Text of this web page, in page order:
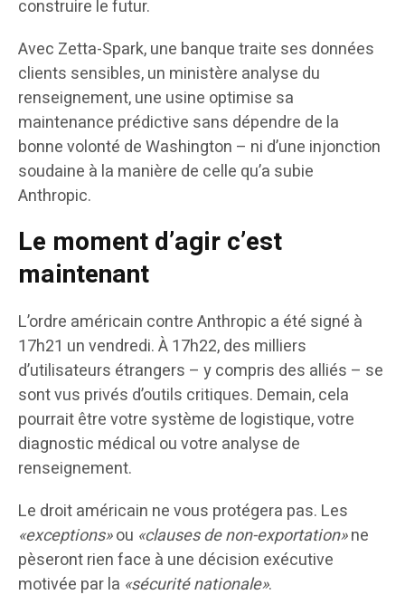
construire le futur.
Avec Zetta-Spark, une banque traite ses données
clients sensibles, un ministère analyse du
renseignement, une usine optimise sa
maintenance prédictive sans dépendre de la
bonne volonté de Washington – ni d’une injonction
soudaine à la manière de celle qu’a subie
Anthropic.
Le moment d’agir c’est
maintenant
L’ordre américain contre Anthropic a été signé à
17h21 un vendredi. À 17h22, des milliers
d’utilisateurs étrangers – y compris des alliés – se
sont vus privés d’outils critiques. Demain, cela
pourrait être votre système de logistique, votre
diagnostic médical ou votre analyse de
renseignement.
Le droit américain ne vous protégera pas. Les
«exceptions»ou «clauses de non-exportation»ne
pèseront rien face à une décision exécutive
motivée par la «sécurité nationale».